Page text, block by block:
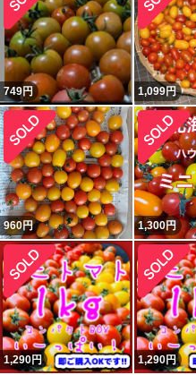
749円 1,099円
960円 1,300円
1,290円 1,290円